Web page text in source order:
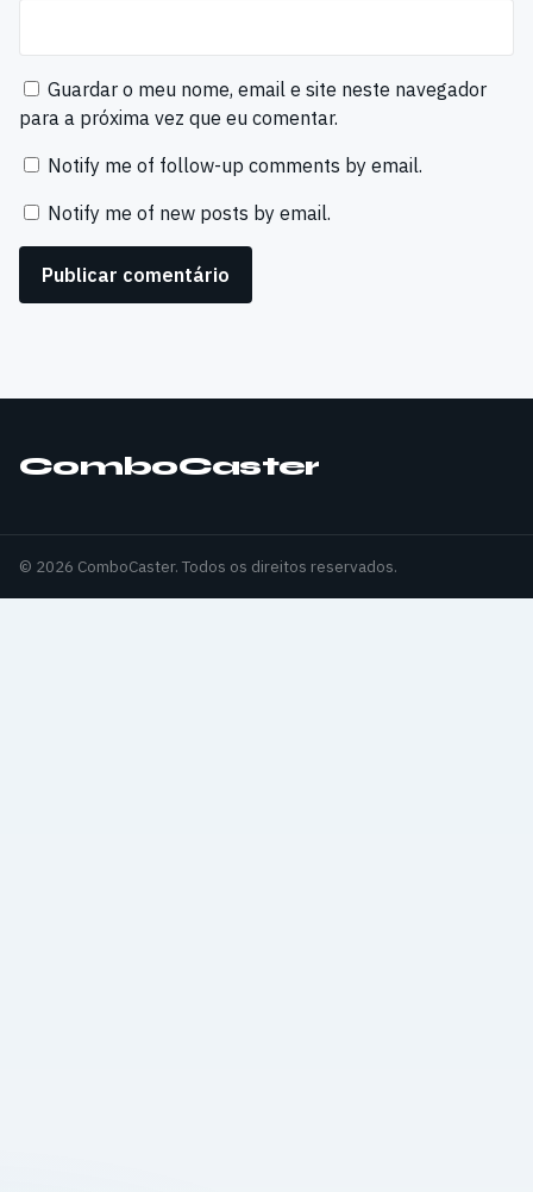
Guardar o meu nome, email e site neste navegador
para a próxima vez que eu comentar.
Notify me of follow-up comments by email.
Notify me of new posts by email.
ComboCaster
© 2026 ComboCaster. Todos os direitos reservados.